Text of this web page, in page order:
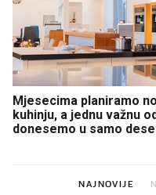
Mjesecima planiramo
kuhinju, a jednu važnu
donesemo u samo
NAJNOVIJE